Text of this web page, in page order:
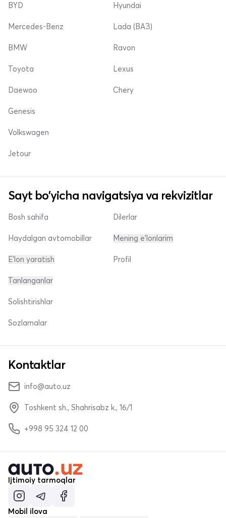
BYD
Mercedes-Benz
Hyundai
Lada (ВАЗ)
BMW
Toyota
Daewoo
Ravon
Lexus
Chery
Genesis
Volkswagen
Jetour
Sayt bo'yicha navigatsiya va rekvizitlar
Bosh sahifa
Haydalgan avtomobillar
E'lon yaratish
Dilerlar
Mening e'lonlarim
Profil
Tanlanganlar
Solishtirishlar
Sozlamalar
Kontaktlar
info@auto.uz
Toshkent sh., Shahrisabz k., 16/1
+998 95 324 12 00
Ijtimoiy tarmoqlar
Mobil ilova